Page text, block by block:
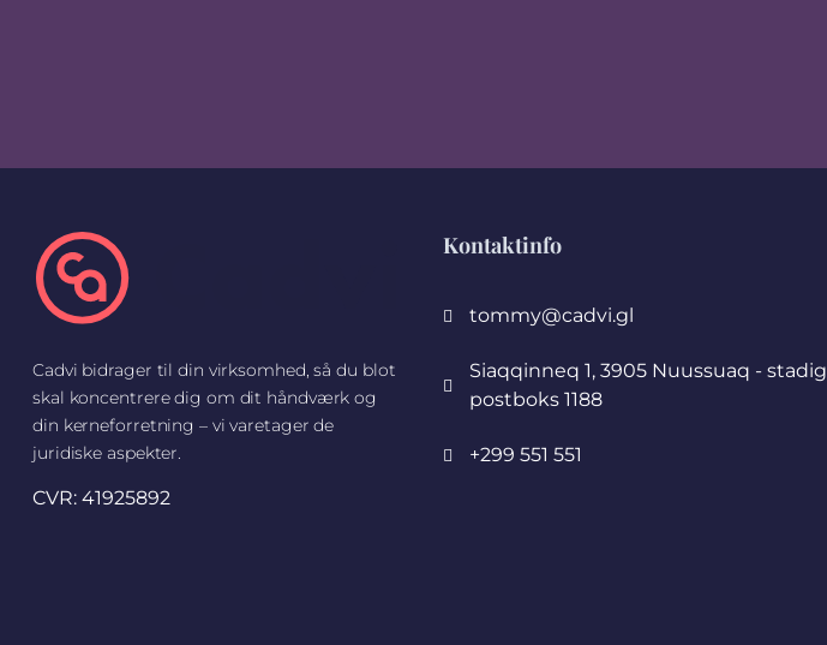
Cadvi bidrager til din virksomhed, så du blot
skal koncentrere dig om dit håndværk og
din kerneforretning – vi varetager de
juridiske aspekter.
CVR: 41925892
Kontaktinfo
tommy@cadvi.gl
Siaqqinneq 1, 3905 Nuussuaq - stadig
postboks 1188
+299 551 551